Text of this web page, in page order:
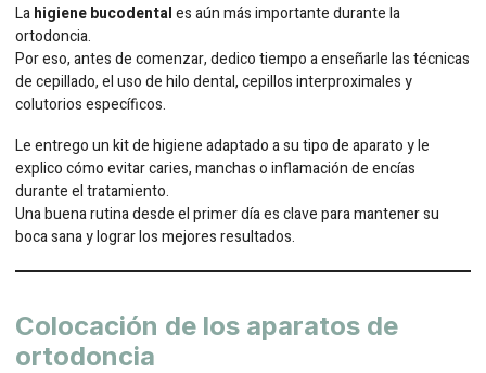
Lahigiene bucodentales aún más importante durante la
ortodoncia.
Por eso, antes de comenzar, dedico tiempo a enseñarle las técnicas
de cepillado, el uso de hilo dental, cepillos interproximales y
colutorios específicos.
Le entrego un kit de higiene adaptado a su tipo de aparato y le
explico cómo evitar caries, manchas o inflamación de encías
durante el tratamiento.
Una buena rutina desde el primer día es clave para mantener su
boca sana y lograr los mejores resultados.
Colocación de los aparatos de
ortodoncia